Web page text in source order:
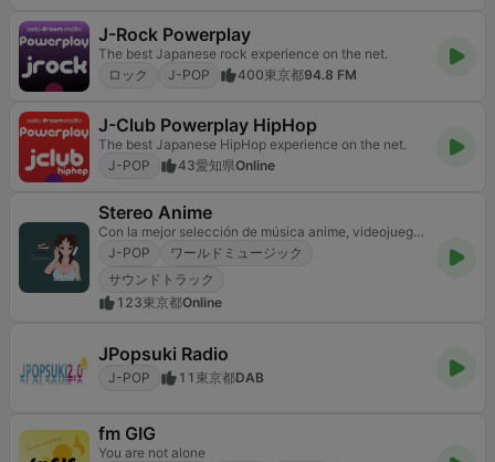
J-Rock Powerplay
The best Japanese rock experience on the net.
ロック
J-POP 400東京都94.8 FM
J-Club Powerplay HipHop
The best Japanese HipHop experience on the net.
J-POP
43愛知県Online
Stereo Anime
Con la mejor selección de música anime, videojuegos, jpop, jrock
J-POP
ワールドミュージック
サウンドトラック
123東京都Online
JPopsuki Radio
J-POP 11 東京都DAB
fm GIG
You are not alone